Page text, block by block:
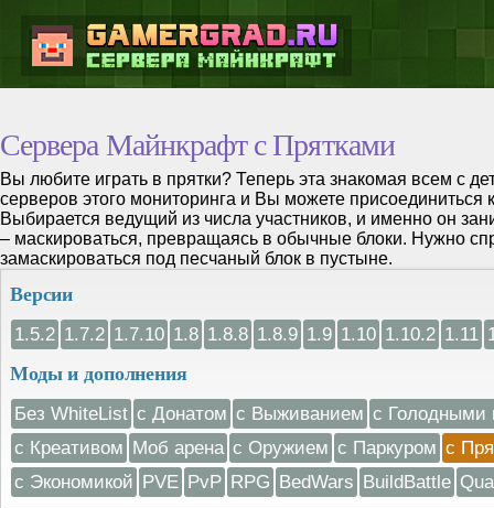
Сервера Майнкрафт с Прятками
Вы любите играть в прятки? Теперь эта знакомая всем с
серверов этого мониторинга и Вы можете
Выбирается ведущий из числа участников, и именно он
– маскироваться, превращаясь в обычные блоки. Нужно
замаскироваться под песчаный блок в пустыне.
Версии
1.5.2 1.7.2 1.7.10 1.8 1.8.8 1.8.9 1.9 1.10 1.10.2 1.11
Моды и дополнения
Без WhiteList с Донатом с Выживанием с Голодными
с Креативом Моб арена с Оружием с Паркуром с
с Экономикой PVE PvP RPG BedWars BuildBattle